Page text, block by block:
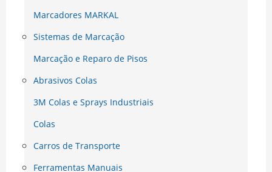
Marcadores MARKAL
Sistemas de Marcação
Marcação e Reparo de Pisos
Abrasivos Colas
3M Colas e Sprays Industriais
Colas
Carros de Transporte
Ferramentas Manuais